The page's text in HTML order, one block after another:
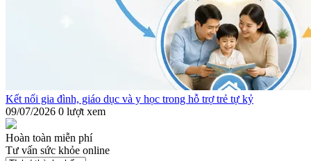
Kết nối gia đình, giáo dục và y học trong hỗ trợ trẻ tự kỷ
09/07/2026 0 lượt xem
Hoàn toàn miễn phí
Tư vấn sức khỏe online